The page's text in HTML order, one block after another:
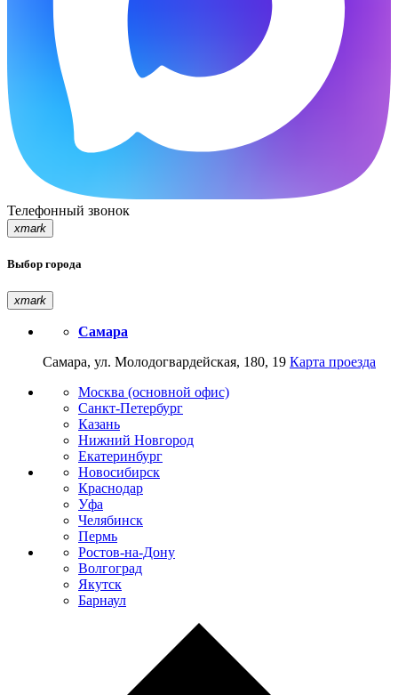
Телефонный звонок
xmark
Выбор города
xmark
Самара
Самара, ул. Молодогвардейская, 180, 19 Карта проезда
Москва (основной офис)
Санкт-Петербург
Казань
Нижний Новгород
Екатеринбург
Новосибирск
Краснодар
Уфа
Челябинск
Пермь
Ростов-на-Дону
Волгоград
Якутск
Барнаул